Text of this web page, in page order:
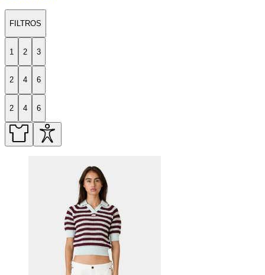
FILTROS
1 2 3
2 4 6
2 4 6